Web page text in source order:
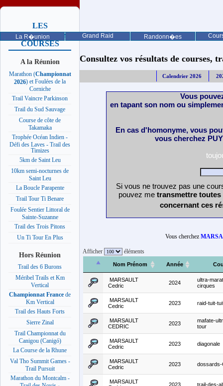
La R�union Grand Raid Randonn�es
LES
PROCHAINES
COURSES
A la Réunion
Marathon (Championnat
2026) et Foulées de la
Corniche
Trail Vaincre Parkinson
Trail du Sud Sauvage
Course de côte de
Takamaka
Trophée Océan Indien -
Défi des Laves - Trail des
Timizes
5km de Saint Leu
10km semi-nocturnes de
Saint Leu
La Boucle Parapente
Trail Tour Ti Benare
Foulée Sentier Littoral de
Sainte-Suzanne
Trail des Trois Pitons
Un Ti Tour En Plus
Hors Réunion
Trail des 6 Burons
Méribel Trails et Km
Vertical
Championnat France de
Km Vertical
Trail des Hauts Forts
Sierre Zinal
Trail Championnat du
Canigou (Canigó)
La Course de la Rhune
Val Tho Summit Games -
Trail Pursuit
Marathon du Montcalm -
Consultez vos résultats de courses,
Calendrier 2026
Vous
en tapant son nom ou
En cas d'homonyme, vous
vous cherchez
Si vous ne trouvez pas une
pouvez me transmettre
concernant ces
Vous cherchez
Afficher éléments
Nom Prénom Année
MARSAULT
Cedric
2024
ultra-
cirques
MARSAULT
Cedric
2023 raid-tuit-
MARSAULT
CEDRIC
2023
mafate-
tour
MARSAULT
Cedric
2023 diagonale
MARSAULT
Cedric
2023 dossards-
MARSAULT
2023 trail-des-